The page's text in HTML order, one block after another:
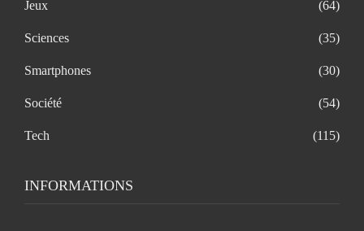
Jeux (64)
Sciences (35)
Smartphones (30)
Société (54)
Tech (115)
INFORMATIONS